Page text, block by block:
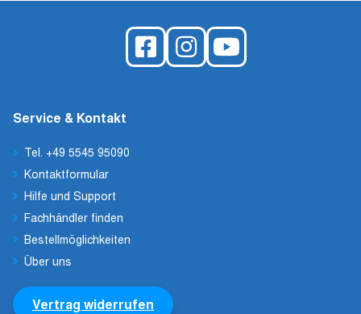
Service & Kontakt
Tel. +49 5545 95090
Kontaktformular
Hilfe und Support
Fachhändler finden
Bestellmöglichkeiten
Über uns
Vertrag widerrufen